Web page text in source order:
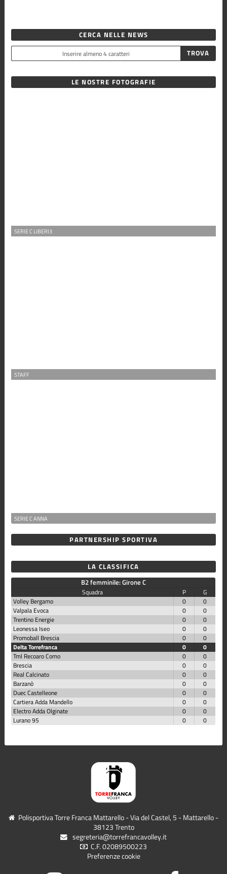
CERCA NELLE NEWS
LE NOSTRE FOTOGRAFIE
SERIE C LIBERI3
STAFF
SERIE C ANNA
PARTNERSHIP SPORTIVA
LA CLASSIFICA
B2 femminile: Girone C
Squadra P
G
Volley Bergamo
0
0
Valpala Evoca
0
0
Trentino Energie
0
0
Leonessa Iseo
0
0
Promoball Brescia
0
0
Delta Torrefranca
0
0
Tml Recoaro Como
0
0
Brescia
0
0
Real Calcinato
0
0
Barzanò
0
0
Duec Castelleone
0
0
Cartiera Adda Mandello
0
0
Electro Adda Olginate
0
0
Lurano 95
0 0
Polisportiva Torre Franca Mattarello - Via del Castel, 5 - Mattarello -
38123 Trento
segreteria@torrefrancavolley.it
C.F. 02089500223
Preferenze cookie